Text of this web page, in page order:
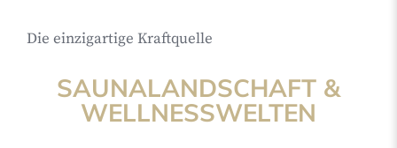
Die einzigartige Kraftquelle
SAUNALANDSCHAFT &
WELLNESSWELTEN